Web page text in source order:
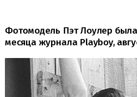
Фотомодель Пэт Лоулер
месяца журнала Playboy,